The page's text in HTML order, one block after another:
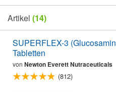
Artikel (14)
SUPERFLEX-3
Tabletten
von Newton Everett Nutraceuticals
(812)